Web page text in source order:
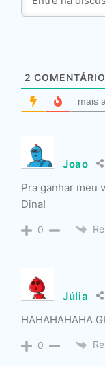
2
mais
Joao
Pra ganhar meu
Dina!
0
Júlia
HAHAHAHAHA
0